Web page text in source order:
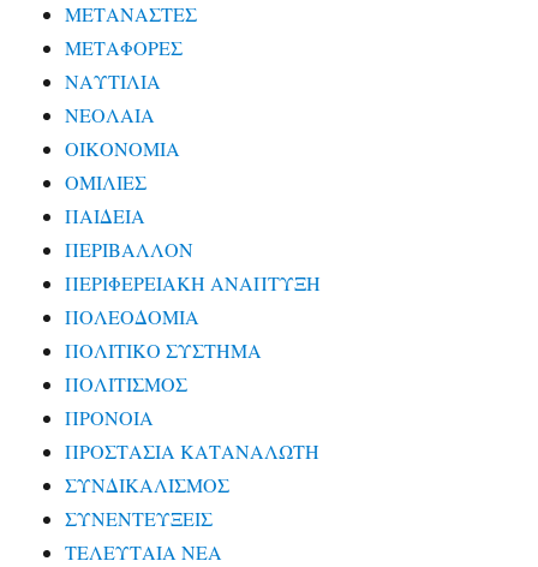
ΜΕΤΑΝΑΣΤΕΣ
ΜΕΤΑΦΟΡΕΣ
ΝΑΥΤΙΛΙΑ
ΝΕΟΛΑΙΑ
ΟΙΚΟΝΟΜΙΑ
ΟΜΙΛΙΕΣ
ΠΑΙΔΕΙΑ
ΠΕΡΙΒΑΛΛΟΝ
ΠΕΡΙΦΕΡΕΙΑΚΗ ΑΝΑΠΤΥΞΗ
ΠΟΛΕΟΔΟΜΙΑ
ΠΟΛΙΤΙΚΟ ΣΥΣΤΗΜΑ
ΠΟΛΙΤΙΣΜΟΣ
ΠΡΟΝΟΙΑ
ΠΡΟΣΤΑΣΙΑ ΚΑΤΑΝΑΛΩΤΗ
ΣΥΝΔΙΚΑΛΙΣΜΟΣ
ΣΥΝΕΝΤΕΥΞΕΙΣ
ΤΕΛΕΥΤΑΙΑ ΝΕΑ